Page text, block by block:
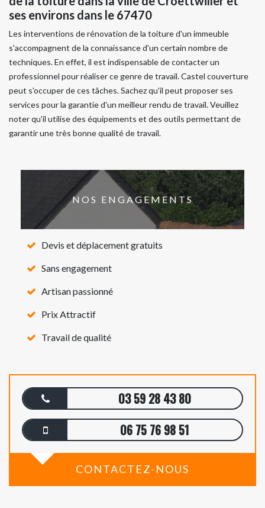
ses environs dans le 67470
Les interventions de rénovation de la toiture d'un immeuble
s'accompagnent de la connaissance d'un certain nombre de
techniques. En effet, il est indispensable de contacter un
professionnel pour réaliser ce genre de travail. Castel couverture
peut s'occuper de ces tâches. Sachez qu'il peut proposer ses
services pour la garantie d'un meilleur rendu de travail. Veuillez
noter qu'il utilise des équipements et des outils permettant de
garantir une très bonne qualité de travail.
NOS ENGAGEMENTS
Devis et déplacement gratuits
Sans engagement
Artisan passionné
Prix Attractif
Travail de qualité
03 59 28 43 80
06 75 76 98 51
CONTACTEZ-NOUS